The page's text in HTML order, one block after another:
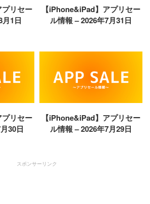
プリセー
1日
【iPhone&iPad】アプリセー
ル情報 – 2026年7月31日
プリセー
30日
【iPhone&iPad】アプリセー
ル情報 – 2026年7月29日
スポンサーリンク